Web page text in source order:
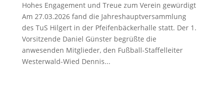
Hohes Engagement und Treue zum Verein gewürdigt
Am 27.03.2026 fand die Jahreshauptversammlung
des TuS Hilgert in der Pfeifenbäckerhalle statt. Der 1.
Vorsitzende Daniel Günster begrüßte die
anwesenden Mitglieder, den Fußball-Staffelleiter
Westerwald-Wied Dennis...